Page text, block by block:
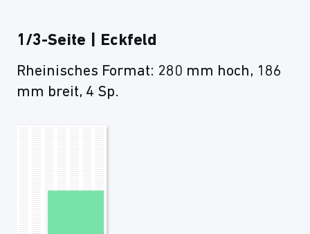
1/3-Seite | Eckfeld
Rheinisches Format: 280 mm hoch, 186
mm breit, 4 Sp.